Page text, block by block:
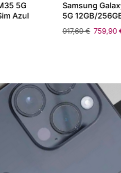
5G
Azul
Samsung
5G 12GB/
917,69€ 759,90